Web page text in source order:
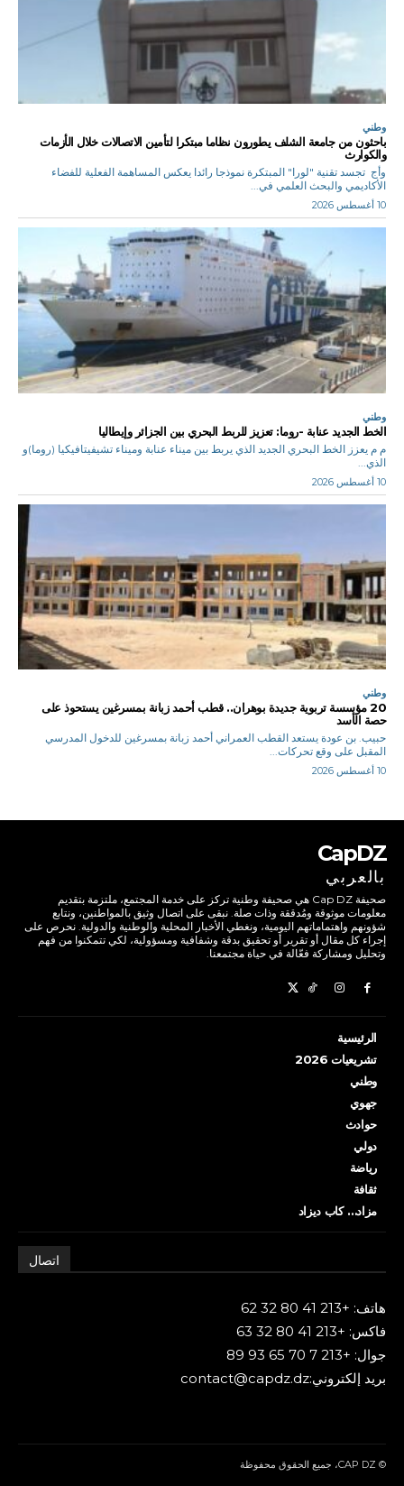
وطني
باحثون من جامعة الشلف يطورون نظاما مبتكرا لتأمين الاتصالات خلال الأزمات
والكوارث
وأج تجسد تقنية "لورا" المبتكرة نموذجا رائدا يعكس المساهمة الفعلية للفضاء
الأكاديمي والبحث العلمي في...
10 أغسطس 2026
وطني
الخط الجديد عنابة -روما: تعزيز للربط البحري بين الجزائر وإيطاليا
م م يعزز الخط البحري الجديد الذي يربط بين ميناء عنابة وميناء تشيفيتافيكيا (روما)و
الذي...
10 أغسطس 2026
وطني
20 مؤسسة تربوية جديدة بوهران.. قطب أحمد زبانة بمسرغين يستحوذ على
حصة الأسد
حبيب. بن عودة يستعد القطب العمراني أحمد زبانة بمسرغين للدخول المدرسي
المقبل على وقع تحركات...
10 أغسطس 2026
CapDZ
بالعربي
صحيفة Cap DZ هي صحيفة وطنية تركز على خدمة المجتمع، ملتزمة بتقديم
معلومات موثوقة ومُدققة وذات صلة. نبقى على اتصال وثيق بالمواطنين، ونتابع
شؤونهم واهتماماتهم اليومية، ونغطي الأخبار المحلية والوطنية والدولية. نحرص على
إجراء كل مقال أو تقرير أو تحقيق بدقة وشفافية ومسؤولية، لكي تتمكنوا من فهم
وتحليل ومشاركة فعّالة في حياة مجتمعنا.
الرئيسية
تشريعيات 2026
وطني
جهوي
حوادث
دولي
رياضة
ثقافة
مزاد… كاب ديزاد
اتصال
هاتف: +213 41 80 32 62
فاكس: +213 41 80 32 63
جوال: +213 7 70 65 93 89
بريد إلكتروني:contact@capdz.dz
© CAP DZ، جميع الحقوق محفوظة